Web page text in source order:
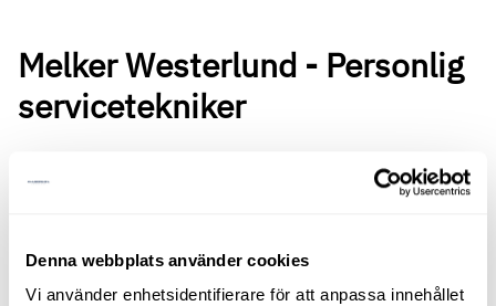
Denna webbplats använder cookies
Vi använder enhetsidentifierare för att anpassa innehållet
Melker Westerlund - Personlig
servicetekniker